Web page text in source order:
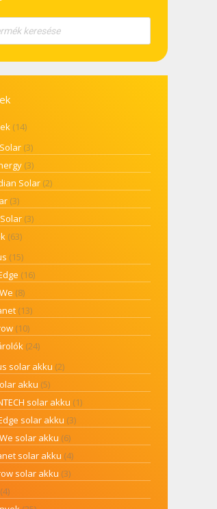
(14)
(3)
(3)
Solar (2)
(3)
(3)
(63)
(15)
(16)
(8)
(13)
(10)
(24)
solar akku (2)
akku (5)
solar akku (1)
solar akku (3)
solar akku (6)
solar akku (4)
solar akku (3)
(4)